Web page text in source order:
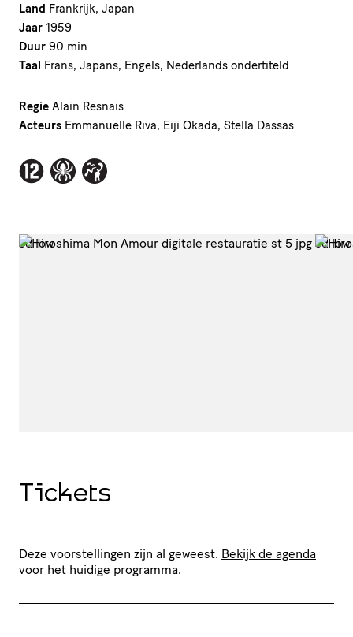
Land Frankrijk, Japan
Jaar 1959
Duur 90 min
Taal Frans, Japans, Engels, Nederlands ondertiteld
Regie Alain Resnais
Acteurs Emmanuelle Riva, Eiji Okada, Stella Dassas
Tickets
Deze voorstellingen zijn al geweest. Bekijk de agenda
voor het huidige programma.